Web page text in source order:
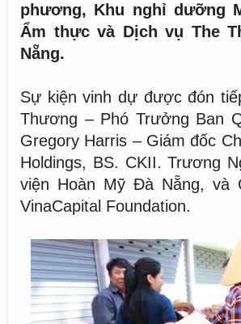
phương, Khu nghỉ dưỡng
Ẩm thực và Dịch vụ The
Nẵng.
Sự kiện vinh dự được đón
Thương – Phó Trưởng Ban
Gregory Harris – Giám đốc
Holdings, BS. CKII. Trương
viện Hoàn Mỹ Đà Nẵng, và
VinaCapital Foundation.